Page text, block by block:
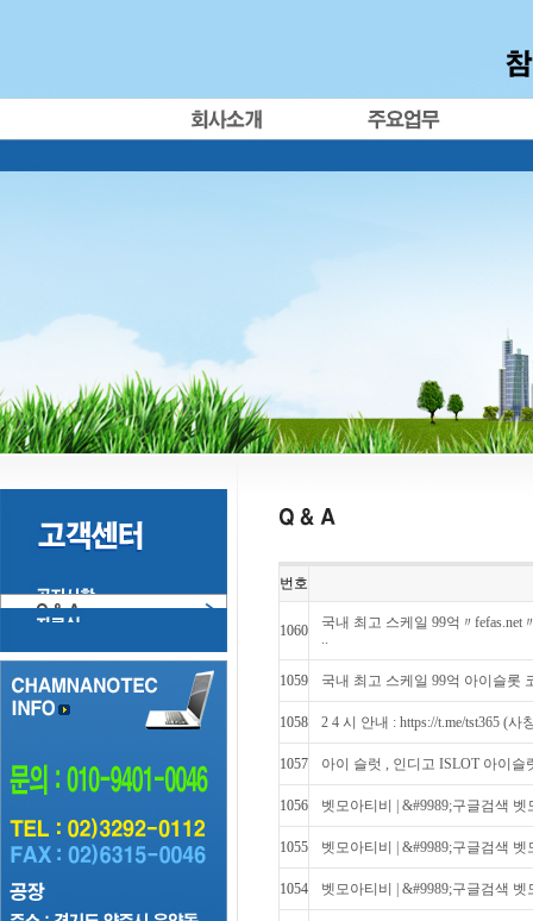
번호
1060
국내 최고 스케일 99억〃
..
1059 국내 최고 스케일 99억 아이슬­롯
1058 2 4 시 안내 : https://t.me/tst365 (사
1057 아이 슬럿 , 인디­고 ISLOT 아이
1056 벳모아티비 | &#9989;구글검색
1055 벳모아티비 | &#9989;구글검색
1054 벳모아티비 | &#9989;구글검색